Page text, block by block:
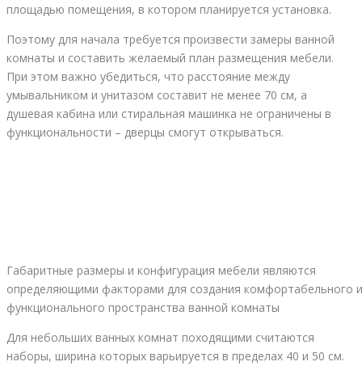
площадью помещения, в котором планируется установка.
Поэтому для начала требуется произвести замеры ванной
комнаты и составить желаемый план размещения мебели.
При этом важно убедиться, что расстояние между
умывальником и унитазом составит не менее 70 см, а
душевая кабина или стиральная машинка не ограничены в
функциональности – дверцы смогут открываться.
Габаритные размеры и конфигурация мебели являются
определяющими факторами для создания комфортабельного и
функционального пространства ванной комнаты
Для небольших ванных комнат походящими считаются
наборы, ширина которых варьируется в пределах 40 и 50 см.